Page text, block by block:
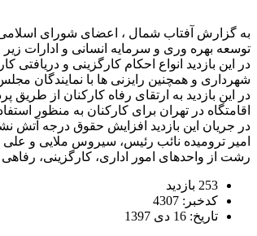
به گزارش آفتاب شمال ، اعضای شورای
توسعه بهره وری و سرمایه انسانی و ادارات زیر
در این بازدید انواع احکام کارگزینی و
شهرداری و همچنین رایزنی ها با
در این بازدید به ارتقای رفاه کارکنان از
اقامتگاه در تهران برای کارکنان به منظور
در جریان این بازدید افزایش حقوق درجه
امیر ترومیده نائب رئیس، سیروس ملایی و
رشت از واحدهای امور اداری، کارگزینی،
253 بازدید
کدخبر: 4307
تاریخ: 16 دی 1397